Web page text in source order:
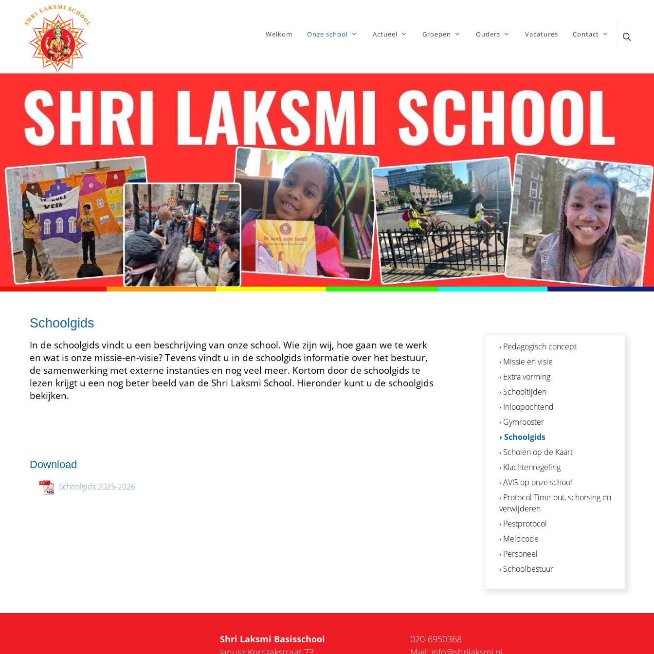
Welkom Onze school Actueel Groepen Ouders Vacatures Contact
Schoolgids
In de schoolgids vindt u een beschrijving van onze school. Wie zijn wij, hoe gaan we te werk
en wat is onze missie-en-visie? Tevens vindt u in de schoolgids informatie over het bestuur,
de samenwerking met externe instanties en nog veel meer. Kortom door de schoolgids te
lezen krijgt u een nog beter beeld van de Shri Laksmi School. Hieronder kunt u de schoolgids
bekijken.
Download
Schoolgids 2025-2026
› Pedagogisch concept
› Missie en visie
› Extra vorming
› Schooltijden
› Inloopochtend
› Gymrooster
› Schoolgids
› Scholen op de Kaart
› Klachtenregeling
› AVG op onze school
› Protocol Time-out, schorsing en
verwijderen
› Pestprotocol
› Meldcode
› Personeel
› Schoolbestuur
Shri Laksmi Basisschool
020-6950368